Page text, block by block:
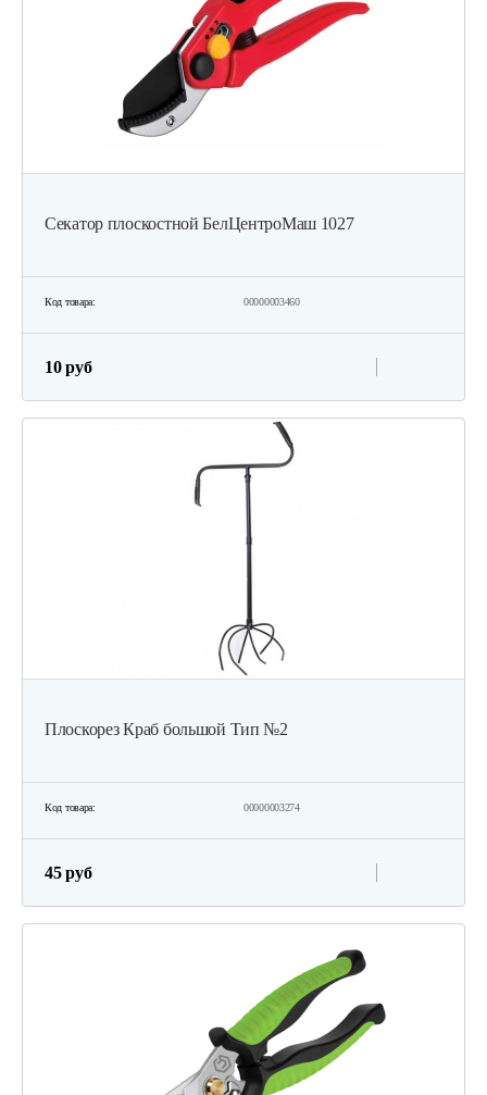
Секатор плоскостной БелЦентроМаш 1027
Код товара: 00000003460
10 руб
Плоскорез Краб большой Тип №2
Код товара: 00000003274
45 руб